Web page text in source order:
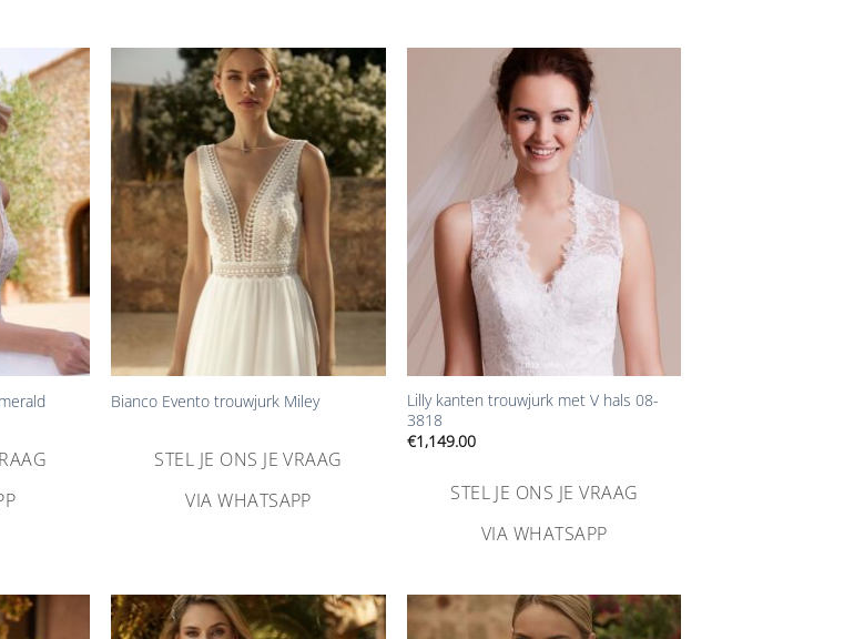
Aan
verlanglijst
toevoegen
Aan
verlanglijst
toevoegen
Bianco Evento trouwjurk Miley
STEL JE ONS JE VRAAG
VIA WHATSAPP
verlanglijst
Lilly kanten trouwjurk met V hals 08-
3818
€1,149.00
STEL JE ONS JE VRAAG
VIA WHATSAPP